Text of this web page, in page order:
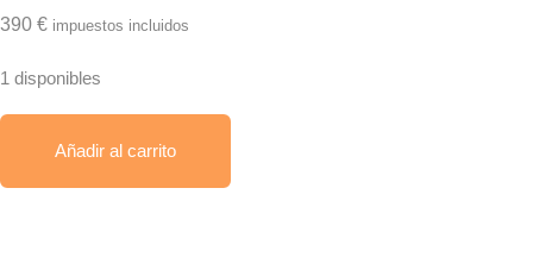
390 € impuestos incluidos
1 disponibles
Añadir al carrito